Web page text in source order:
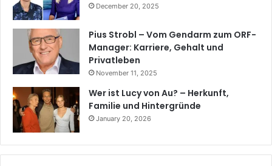
December 20, 2025
Pius Strobl – Vom Gendarm zum ORF-
Manager: Karriere, Gehalt und
Privatleben
November 11, 2025
Wer ist Lucy von Au? – Herkunft,
Familie und Hintergründe
January 20, 2026